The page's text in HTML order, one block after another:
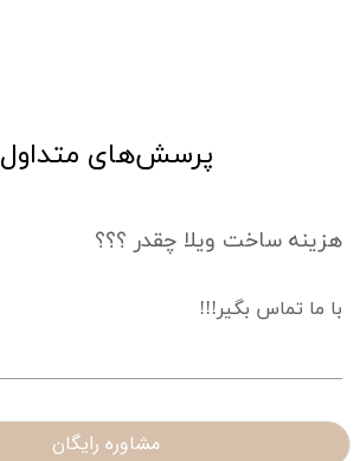
پرسش‌های متداول
هزینه ساخت ویلا چقدر ؟؟؟
با ما تماس بگیر!!!
مشاوره رایگان